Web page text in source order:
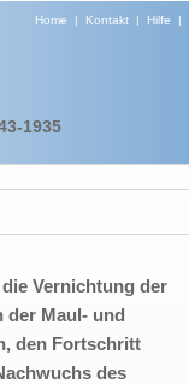
Home | Kontakt| Hilfe |
1935
Vernichtung der
der Maul- und
den Fortschritt
des